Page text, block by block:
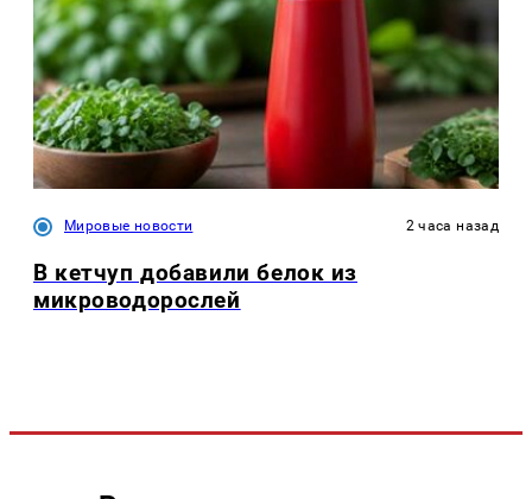
Мировые новости 2 часа назад
В кетчуп добавили белок из
микроводорослей